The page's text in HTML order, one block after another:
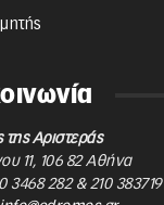
Αριστεράς
11, 106 82 Αθήνα
3468 282& 210